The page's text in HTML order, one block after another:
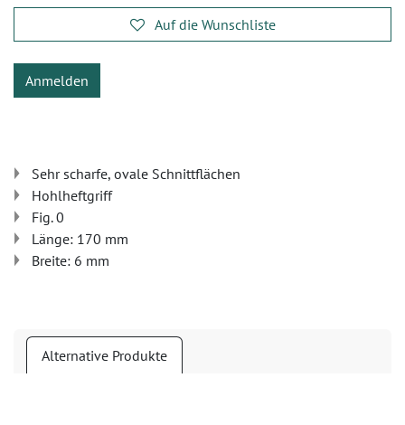
Auf die Wunschliste
Anmelden
Sehr scharfe, ovale Schnittflächen
Hohlheftgriff
Fig. 0
Länge: 170 mm
Breite: 6 mm
Alternative Produkte